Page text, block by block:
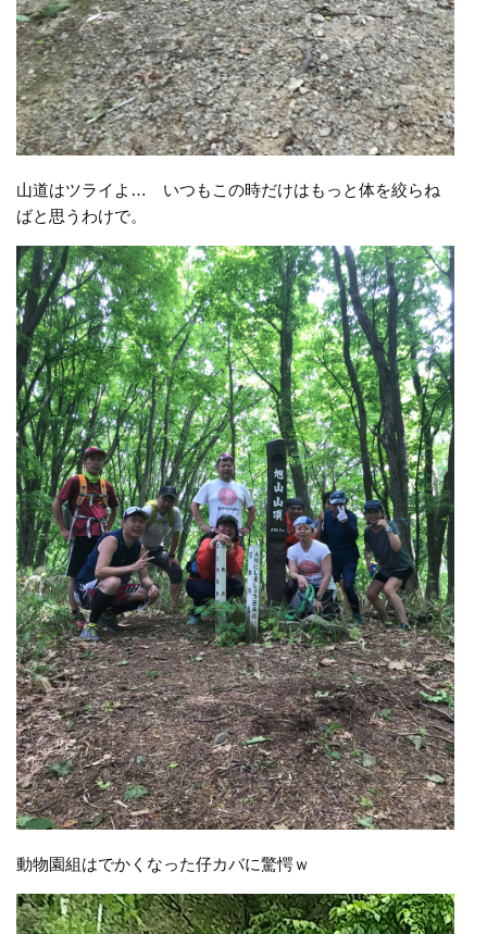
山道はツライよ… いつもこの時だけはもっと体を絞らね
ばと思うわけで。
動物園組はでかくなった仔カバに驚愕ｗ